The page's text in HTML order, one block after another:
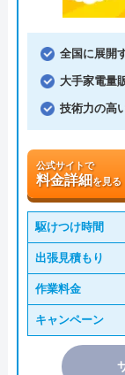
全国に展開
大手家電量
技術力の高
公式サイトで
料金詳細を見る
駆けつけ時間
出張見積もり
作業料金
キャンペーン